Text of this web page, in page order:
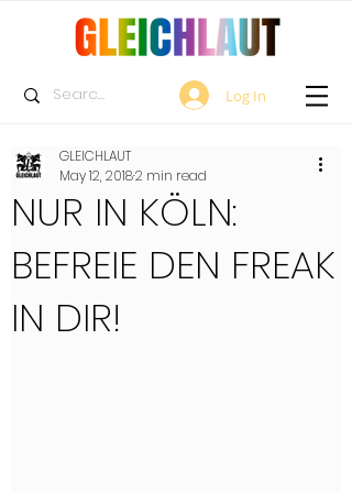
Log In
NUR IN KÖLN:
BEFREIE DEN FREAK
IN DIR!
GLEICHLAUT
May 12, 20182 min read